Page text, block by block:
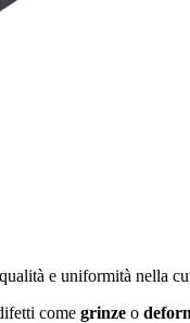
e uniformità nella
come grinze o